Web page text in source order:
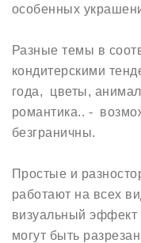
особенных
Разные темы в
кондитерскими
года, цветы,
романтика.. -
безграничны.
Простые и
работают на всех
визуальный эффект
могут быть